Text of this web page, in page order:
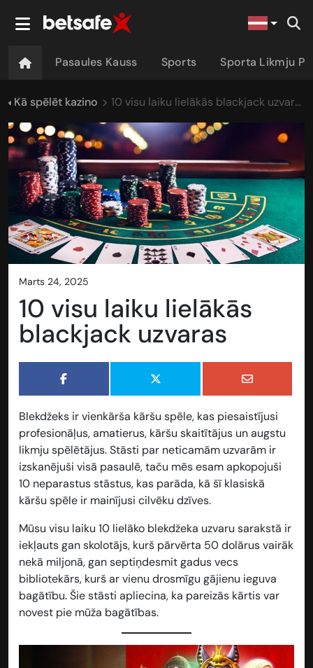
Pasaules Kauss Sports Sporta Likmju
Kā spēlēt kazino 10 visu laiku lielākās blackjack uzvaras
marts 24, 2025
10 visu laiku lielākās
blackjack uzvaras
Blekdžeks ir vienkārša kāršu spēle, kas piesaistījusi
profesionāļus, amatierus, kāršu skaitītājus un augstu
likmju spēlētājus. Stāsti par neticamām uzvarām ir
izskanējuši visā pasaulē, taču mēs esam apkopojuši
10 neparastus stāstus, kas parāda, kā šī klasiskā
kāršu spēle ir mainījusi cilvēku dzīves.
Mūsu visu laiku 10 lielāko blekdžeka uzvaru sarakstā ir
iekļauts gan skolotājs, kurš pārvērta 50 dolārus vairāk
nekā miljonā, gan septiņdesmit gadus vecs
bibliotekārs, kurš ar vienu drosmīgu gājienu ieguva
bagātību. Šie stāsti apliecina, ka pareizās kārtis var
novest pie mūža bagātības.